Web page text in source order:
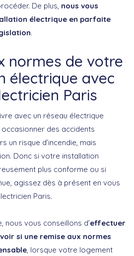
De plus, nous vous
électrique en parfaite
.
normes de votre
électrique avec
Paris
avec un réseau électrique
des accidents
un risque d’incendie, mais
Donc si votre installation
plus conforme ou si
agissez dès à présent en vous
Paris.
nous vous conseillons d’effectuer
si une remise aux normes
, lorsque votre logement